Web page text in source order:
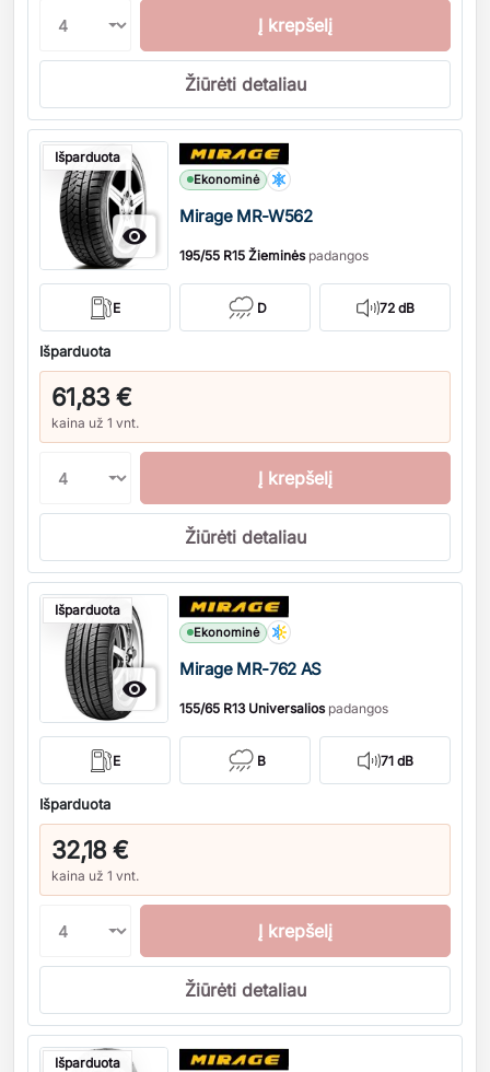
Į krepšelį
Žiūrėti detaliau
Išparduota

Ekonominė
Mirage MR-W562
195/55 R15 Žieminėspadangos
E D 72 dB
Išparduota
61,83 €
kaina už 1 vnt.
Kiekis
Į krepšelį
Žiūrėti detaliau
Išparduota

Ekonominė
Mirage MR-762 AS
155/65 R13 Universaliospadangos
E B 71 dB
Išparduota
32,18 €
kaina už 1 vnt.
Kiekis
Į krepšelį
Žiūrėti detaliau
Išparduota
Kiekis